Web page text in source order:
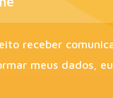
receber
meus dados,